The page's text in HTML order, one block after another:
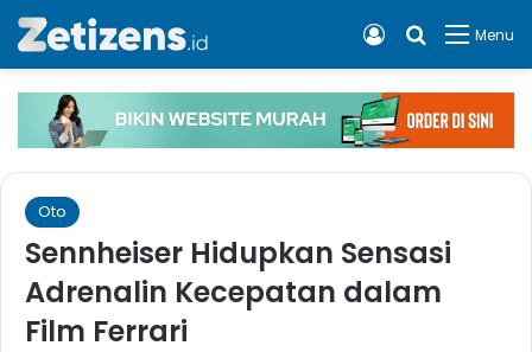
Menu
Cari apa,
Log In
Oto
Sennheiser Hidupkan Sensasi
Adrenalin Kecepatan dalam
Film Ferrari